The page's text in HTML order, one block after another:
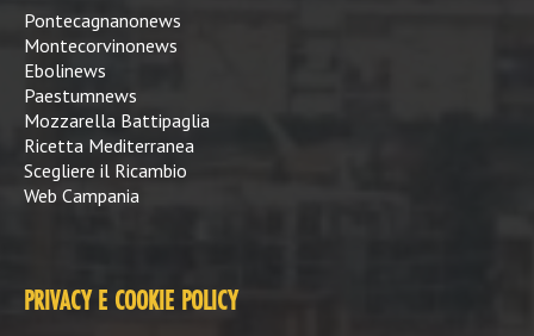
Pontecagnanonews
Montecorvinonews
Ebolinews
Paestumnews
Mozzarella Battipaglia
Ricetta Mediterranea
Scegliere il Ricambio
Web Campania
PRIVACY E COOKIE POLICY